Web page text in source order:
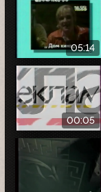
05:14
00:05